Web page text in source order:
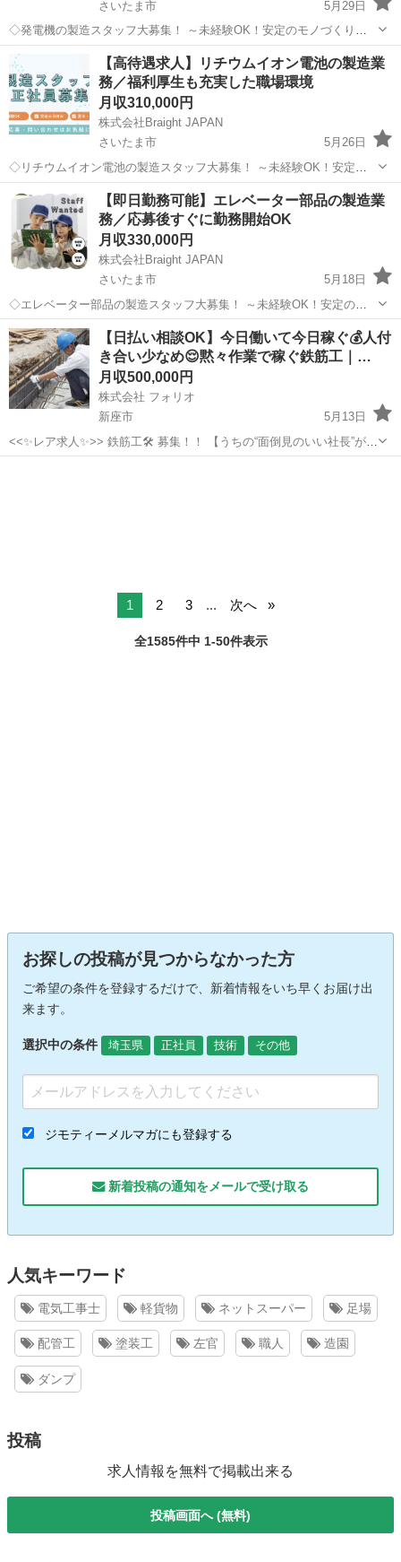
さいたま市
5月29日
◇発電機の製造スタッフ大募集！ ～未経験OK！安定のモノづくりワ
ーク～ 📌 たった10秒でわかる！このお仕事のポイント☝ ✅ 未経験か
ら“手に職”がつけられる！ ✅ コツコツ・モクモク作業が好きな方にぴ
ったり ...
埼玉 さいたま市 その他 未経験
【高待遇求人】リチウムイオン電池の製造業
務／福利厚生も充実した職場環境
月収310,000円
株式会社Braight JAPAN
さいたま市
5月26日
◇リチウムイオン電池の製造スタッフ大募集！ ～未経験OK！安定の
モノづくりワーク～ 📌 たった10秒でわかる！このお仕事のポイント☝
✅ 未経験から“手に職”がつけられる！ ✅ コツコツ・モクモク作業が好
きな方に...
埼玉 さいたま市 その他 未経験
【即日勤務可能】エレベーター部品の製造業
務／応募後すぐに勤務開始OK
月収330,000円
株式会社Braight JAPAN
さいたま市
5月18日
◇エレベーター部品の製造スタッフ大募集！ ～未経験OK！安定のモ
ノづくりワーク～ 📌 たった10秒でわかる！このお仕事のポイント☝ ✅
未経験から“手に職”がつけられる！ ✅ コツコツ・モクモク作業が好き
な方にぴ...
埼玉 さいたま市 その他 未経験
【日払い相談OK】今日働いて今日稼ぐ💰人付
き合い少なめ😌黙々作業で稼ぐ鉄筋工｜…
月収500,000円
株式会社 フォリオ
新座市
5月13日
<<✨レア求人✨>> 鉄筋工🛠️ 募集！！ 【うちの“面倒見のいい社長”が作
りました😊】 「最初は何かと大変だろ？」 その一言から始まった制度
1 2 3 ... 次へ
全1585件中 1-50件表示
お探しの投稿が見つからなかった方
ご希望の条件を登録するだけで、新着情報をいち早くお届け出
来ます。
選択中の条件 埼玉県 正社員 技術 その他
ジモティーメルマガにも登録する
新着投稿の通知をメールで受け取る
人気キーワード
電気工事士 軽貨物 ネットスーパー 足場
配管工 塗装工 左官 職人 造園
ダンプ
投稿
求人情報を無料で掲載出来る
投稿画面へ (無料)